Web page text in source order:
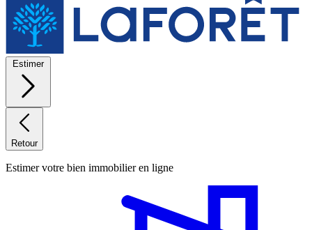
Estimer
Retour
Estimer votre bien immobilier en ligne